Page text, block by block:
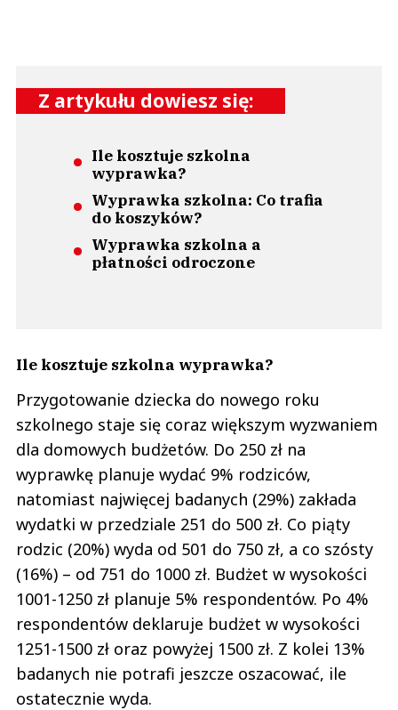
Z artykułu dowiesz się:
Ile kosztuje szkolna
wyprawka?
Wyprawka szkolna: Co trafia
do koszyków?
Wyprawka szkolna a
płatności odroczone
Ile kosztuje szkolna wyprawka?
Przygotowanie dziecka do nowego roku
szkolnego staje się coraz większym wyzwaniem
dla domowych budżetów. Do 250 zł na
wyprawkę planuje wydać 9% rodziców,
natomiast najwięcej badanych (29%) zakłada
wydatki w przedziale 251 do 500 zł. Co piąty
rodzic (20%) wyda od 501 do 750 zł, a co szósty
(16%) – od 751 do 1000 zł. Budżet w wysokości
1001-1250 zł planuje 5% respondentów. Po 4%
respondentów deklaruje budżet w wysokości
1251-1500 zł oraz powyżej 1500 zł. Z kolei 13%
badanych nie potrafi jeszcze oszacować, ile
ostatecznie wyda.